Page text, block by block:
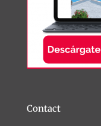
Contact